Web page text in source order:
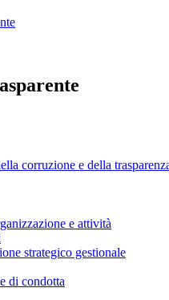
corruzione e della
e attività
strategico gestionale
di condotta